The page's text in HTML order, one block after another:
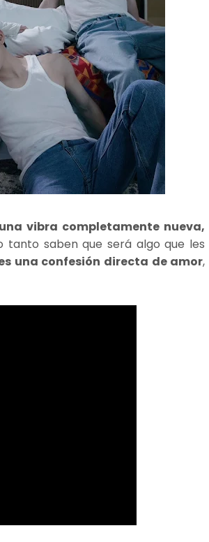
vibra completamente nueva,
saben que será algo que les
una confesión directa de amor,